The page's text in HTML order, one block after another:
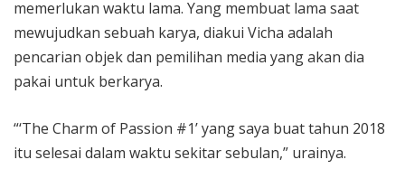
memerlukan waktu lama. Yang membuat lama saat
mewujudkan sebuah karya, diakui Vicha adalah
pencarian objek dan pemilihan media yang akan dia
pakai untuk berkarya.
“‘The Charm of Passion #1’ yang saya buat tahun 2018
itu selesai dalam waktu sekitar sebulan,” urainya.